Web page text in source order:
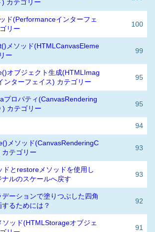
) カテゴリー
ド(Performanceインターフェ
リー
100
メソッド(HTMLCanvasEleme
ー
99
オブジェクト生成(HTMLImag
ンターフェイス) カテゴリー
95
プロパティ(CanvasRendering
) カテゴリー
95
94
メソッド(CanvasRenderingC
テゴリー
93
ドとrestoreメソッドを使用し
ルのスケールへ戻す
93
デーションで塗りつぶした四角
るためには？
92
ッド(HTMLStorageオブジェ
91